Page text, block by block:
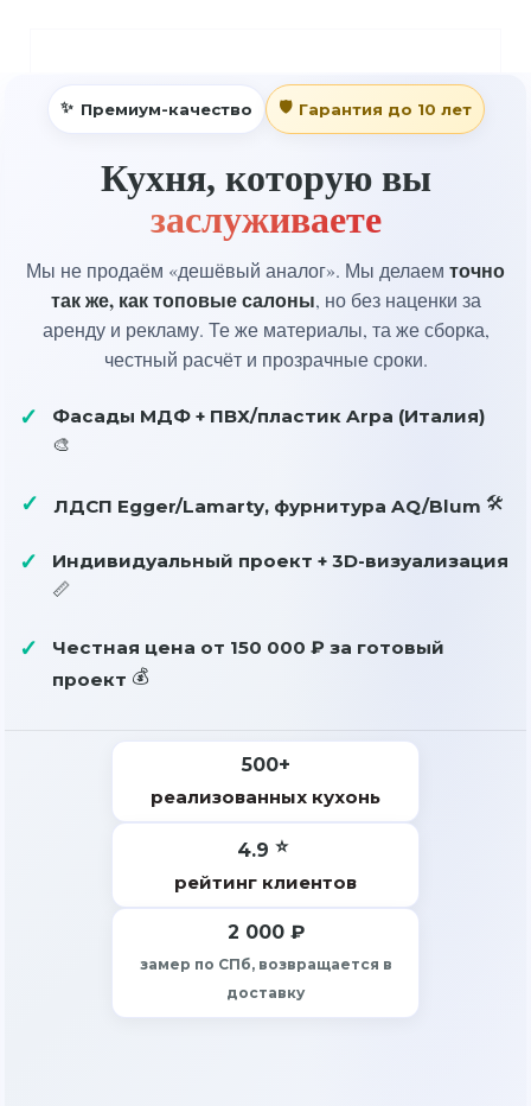
Премиум-качество Гарантия до 10 лет
Кухня, которую вы
заслуживаете
Мы не продаём «дешёвый аналог». Мы делаем точно
так же, как топовые салоны, но без наценки за
аренду и рекламу. Те же материалы, та же сборка,
честный расчёт и прозрачные сроки.
Фасады МДФ + ПВХ/пластик Arpa (Италия)
ЛДСП Egger/Lamarty, фурнитура AQ/Blum
Индивидуальный проект + 3D-визуализация
Честная цена от 150 000 ₽ за готовый
проект
500+
реализованных кухонь
4.9
рейтинг клиентов
2 000 ₽
замер по СПб, возвращается в
доставку